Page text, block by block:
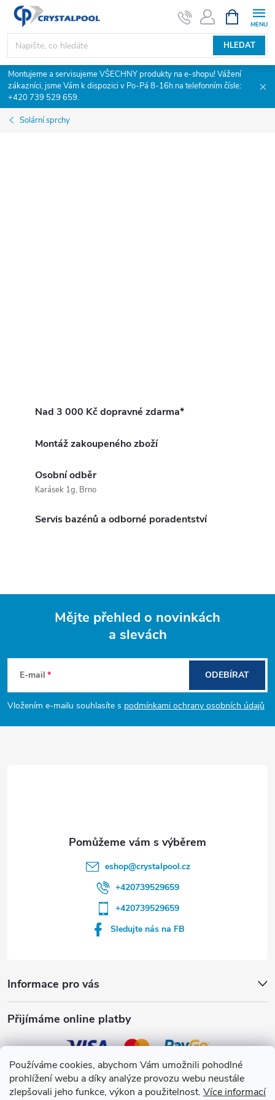
Používáme cookies, abychom Vám umožnili pohodlné
prohlížení webu a díky analýze provozu webu neustále
zlepšovali jeho funkce, výkon a použitelnost. Více informací
Přejít
obsah
HLEDAT
NÁKUPNÍ
KOŠÍK
Montujeme a servisujeme VŠECHNY produkty na e-shopu! Vážení
zákazníci, jsme Vám k dispozici v Po-Pá 8-16h na telefonním čísle:
+420 739 529 659.
Solární sprchy
Nad 3 000 Kč dopravné zdarma*
Montáž zakoupeného zboží
Osobní odběr
Karásek 1g, Brno
Servis bazénů a odborné poradentství
p
a
Mějte přehled o novinkách
a slevách
E-mail
Vložením e-mailu souhlasíte s podmínkami ochrany osobních údajů
ODEBÍRAT
Informace pro vás
Přijímáme online platby
eshop@crystalpool.cz
+420739529659
+420739529659
Sledujte nás na FB
Crystalpool s.r.o.